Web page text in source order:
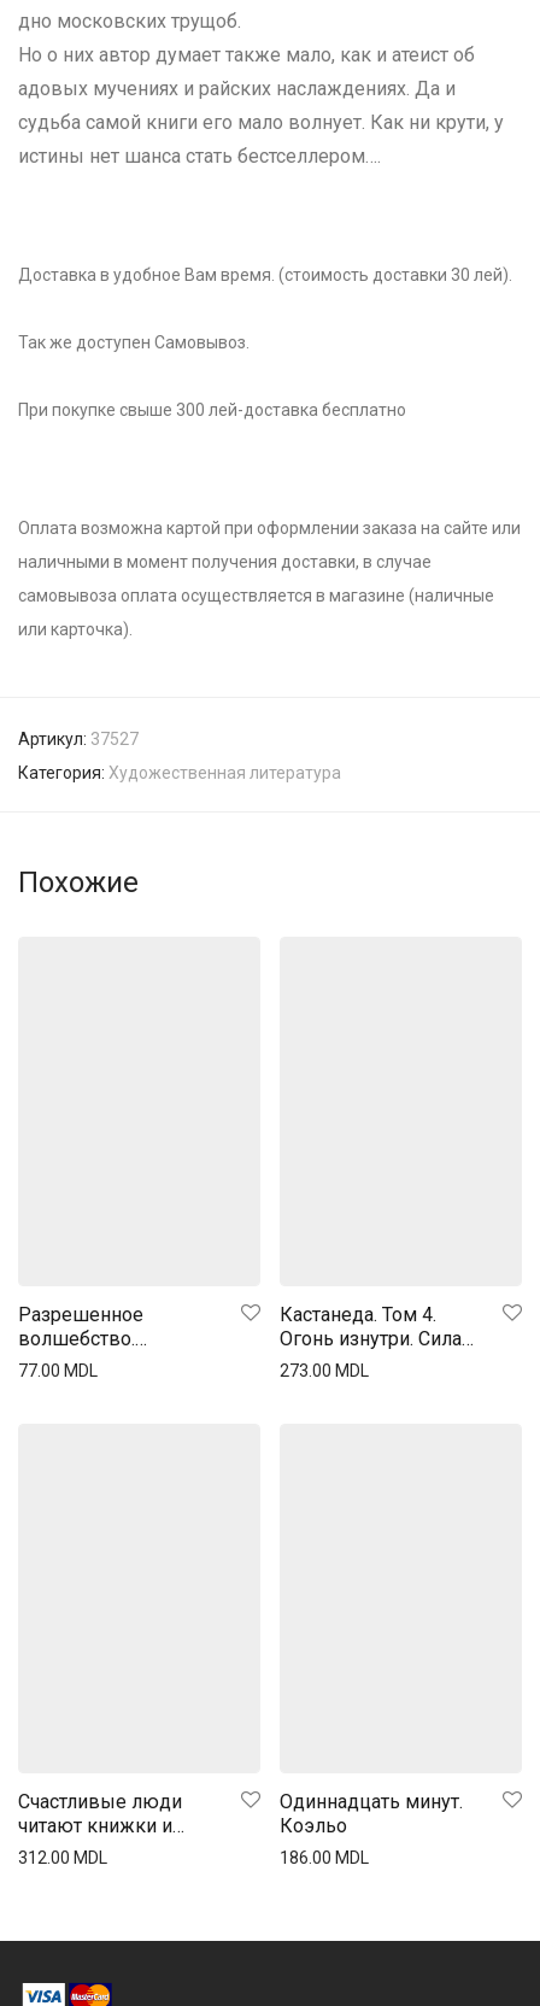
дно московских трущоб.
Но о них автор думает также мало, как и атеист об
адовых мучениях и райских наслаждениях. Да и
судьба самой книги его мало волнует. Как ни крути, у
истины нет шанса стать бестселлером….
Доставка в удобное Вам время. (стоимость доставки 30 лей).
Так же доступен Самовывоз.
При покупке свыше 300 лей-доставка бесплатно
Оплата возможна картой при оформлении заказа на сайте или
наличными в момент получения доставки, в случае
самовывоза оплата осуществляется в магазине (наличные
или карточка).
Артикул: 37527
Категория: Художественная литература
Похожие
Разрешенное
волшебство.
Перумов
77.00 MDL
Кастанеда. Том 4.
Огонь изнутри. Сила
безмолвия
273.00 MDL
Счастливые люди
читают книжки и
пьют кофе.
312.00 MDL
Одиннадцать минут.
Коэльо
186.00 MDL